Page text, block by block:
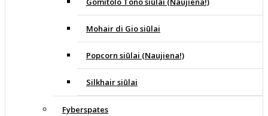
Mohair di Gio siūlai
Popcorn siūlai (Naujiena!)
Silkhair siūlai
Fyberspates